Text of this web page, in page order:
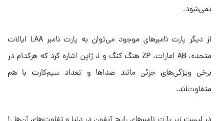
نمی‌شود.
از دیگر پارت نامبرهای موجود می‌توان به پارت نامبر LAA ایالات
متحده، AB امارات، ZP هنگ کنگ و J ژاپن اشاره کرد که هرکدام در
برخی ویژگی‌های جزئی مانند صداها و تعداد سیم‌کارت با هم
متفاوت‌اند.